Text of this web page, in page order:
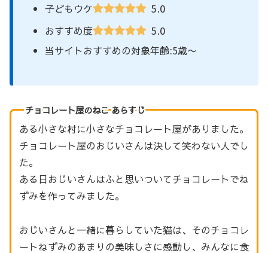
子どもウケ 5.0
おすすめ度 5.0
当サイトおすすめの対象年齢:5歳〜
チョコレート屋のねこ あらすじ
ある小さな村に小さなチョコレート屋がありました。
チョコレート屋のおじいさんは決して笑わない人でし
た。
ある日おじいさんはふと思いついてチョコレートでね
ずみを作ってみました。
おじいさんと一緒に暮らしていた猫は、そのチョコレ
ートねずみのあまりの美味しさに感動し、みんなに食